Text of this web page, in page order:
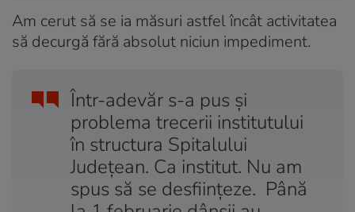
Am cerut să se ia măsuri astfel încât activitatea
să decurgă fără absolut niciun impediment.
Într-adevăr s-a pus şi
problema trecerii institutului
în structura Spitalului
Judeţean. Ca institut. Nu am
spus să se desfiinţeze. Până